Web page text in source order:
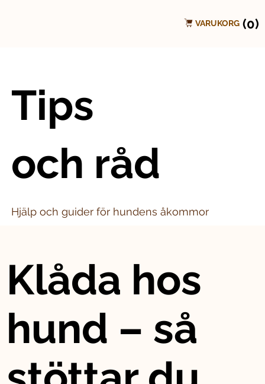
VARUKORG (0)
Tips
och råd
Hjälp och guider för hundens åkommor
Klåda hos
hund – så